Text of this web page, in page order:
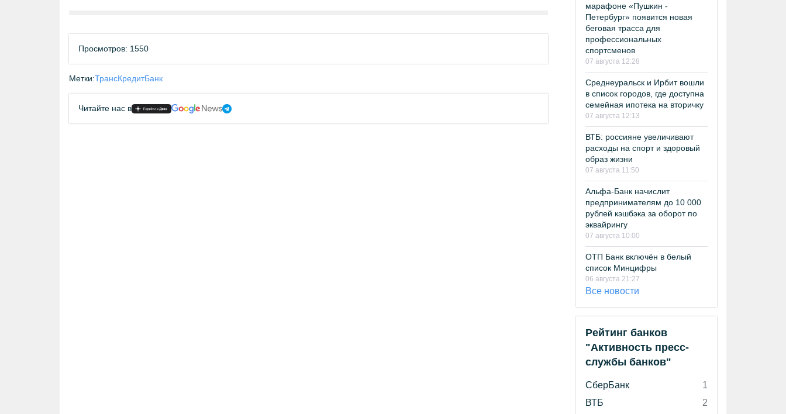
Просмотров: 1550
Метки:ТрансКредитБанк
Читайте нас в
марафоне «Пушкин -
Петербург» появится новая
беговая трасса для
профессиональных
спортсменов
07 августа 12:28
Среднеуральск и Ирбит вошли
в список городов, где доступна
семейная ипотека на вторичку
07 августа 12:13
ВТБ: россияне увеличивают
расходы на спорт и здоровый
образ жизни
07 августа 11:50
Альфа-Банк начислит
предпринимателям до 10 000
рублей кэшбэка за оборот по
эквайрингу
07 августа 10:00
ОТП Банк включён в белый
список Минцифры
06 августа 21:27
Все новости
Рейтинг банков
"Активность пресс-
службы банков"
СберБанк
1
ВТБ
2